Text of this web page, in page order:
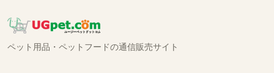
ペット用品・ペットフードの通信販売サイト